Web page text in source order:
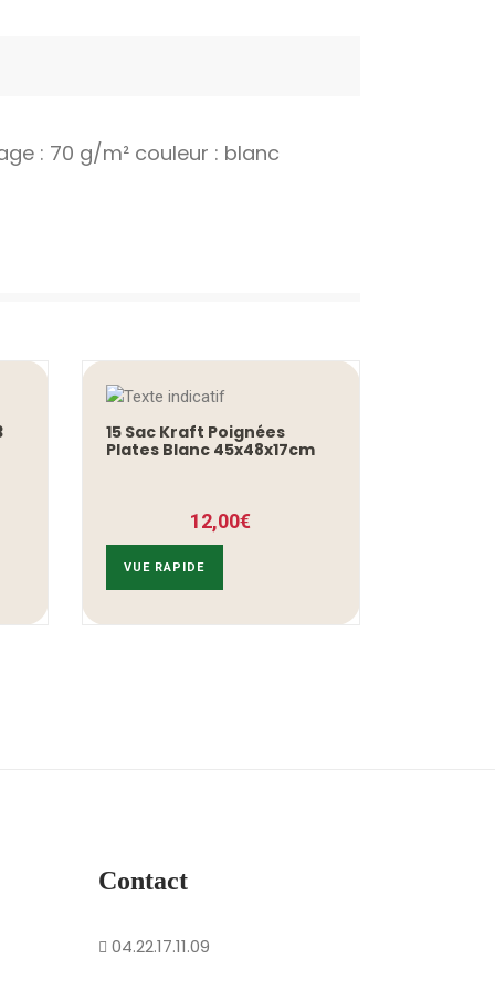
: 70 g/m² couleur : blanc
15 Sac Kraft Poignées
Plates Blanc 45x48x17cm
12,00€
VUE RAPIDE
Contact
04.22.17.11.09